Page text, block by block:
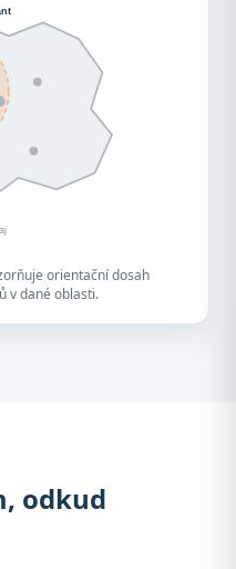
orientační dosah
v dané oblasti.
odkud